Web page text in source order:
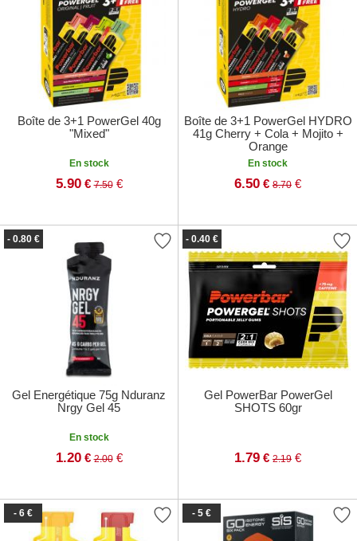
Boîte de 3+1 PowerGel 40g
"Mixed"
En stock
5.90 € 7.50€
Boîte de 3+1 PowerGel HYDRO
41g Cherry + Cola + Mojito +
Orange
En stock
6.50 € 8.70 €
- 0.80 €
Gel Energétique 75g Nduranz
Nrgy Gel 45
En stock
1.20 € 2.00€
- 0.40 €
Gel PowerBar PowerGel
SHOTS 60gr
1.79 € 2.19 €
- 6 € - 5 €